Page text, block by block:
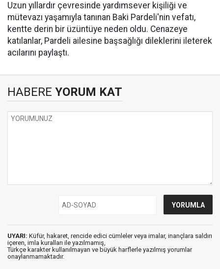
Uzun yıllardır çevresinde yardımsever kişiliği ve
mütevazı yaşamıyla tanınan Baki Pardeli'nin vefatı,
kentte derin bir üzüntüye neden oldu. Cenazeye
katılanlar, Pardeli ailesine başsağlığı dileklerini ileterek
acılarını paylaştı.
HABERE YORUM KAT
UYARI: Küfür, hakaret, rencide edici cümleler veya imalar, inançlara saldırı
içeren, imla kuralları ile yazılmamış,
Türkçe karakter kullanılmayan ve büyük harflerle yazılmış yorumlar
onaylanmamaktadır.